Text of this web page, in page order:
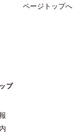
ページトップへ
プ